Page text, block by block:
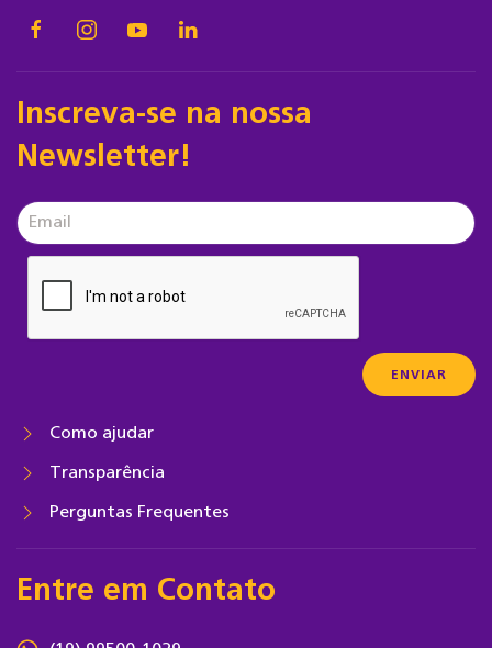
Inscreva-se na nossa
Newsletter!
Como ajudar
Transparência
Perguntas Frequentes
Entre em Contato